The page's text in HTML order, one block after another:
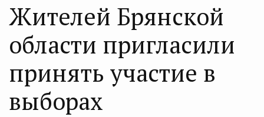
Жителей Брянской
области пригласили
принять участие в
выборах